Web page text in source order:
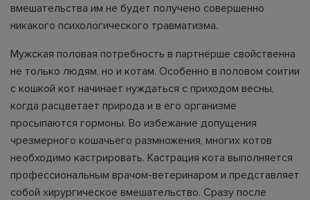
вмешательства им не будет получено совершенно
никакого психологического травматизма.
Мужская половая потребность в партнёрше свойственна
не только людям, но и котам. Особенно в половом соитии
с кошкой кот начинает нуждаться с приходом весны,
когда расцветает природа и в его организме
просыпаются гормоны. Во избежание допущения
чрезмерного кошачьего размножения, многих котов
необходимо кастрировать. Кастрация кота выполняется
профессиональным врачом-ветеринаром и представляет
собой хирургическое вмешательство. Сразу после